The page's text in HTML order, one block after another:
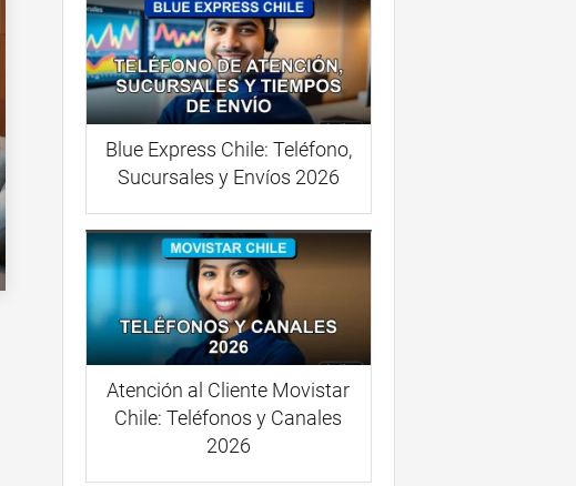
Blue Express Chile: Teléfono,
Sucursales y Envíos 2026
Atención al Cliente Movistar
Chile: Teléfonos y Canales
2026